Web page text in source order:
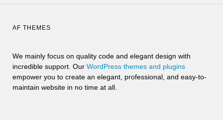
AF THEMES
We mainly focus on quality code and elegant design with
incredible support. Our WordPress themes and plugins
empower you to create an elegant, professional, and easy-to-
maintain website in no time at all.